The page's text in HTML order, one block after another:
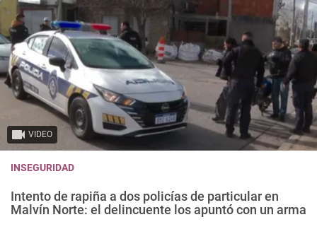
VIDEO
INSEGURIDAD
Intento de rapiña a dos policías de particular en
Malvín Norte: el delincuente los apuntó con un arma